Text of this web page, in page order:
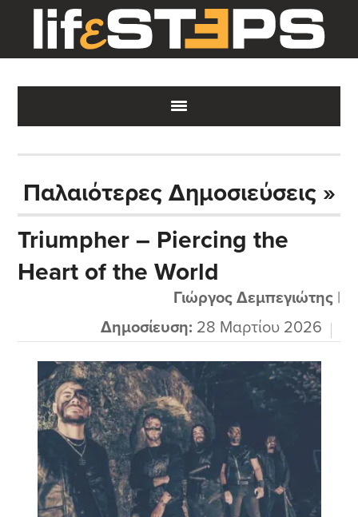
main
content
primary
sidebar
footer
Παλαιότερες Δημοσιεύσεις »
Triumpher – Piercing the
Heart of the World
Γιώργος Δεμπεγιώτης|
Δημοσίευση: 28 Μαρτίου 2026